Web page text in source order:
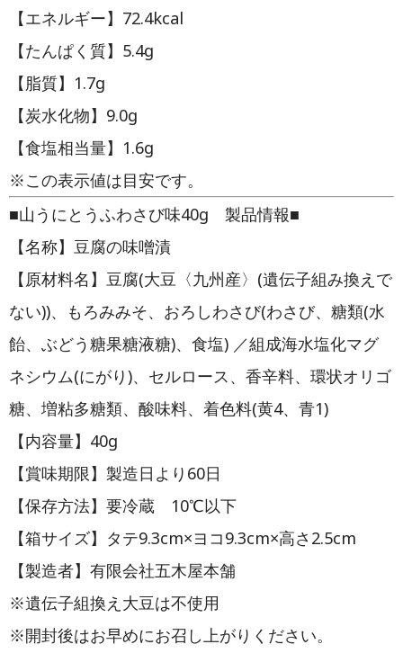
【エネルギー】72.4kcal
【たんぱく質】5.4g
【脂質】1.7g
【炭水化物】9.0g
【食塩相当量】1.6g
※この表示値は目安です。
■山うにとうふわさび味40g 製品情報■
【名称】豆腐の味噌漬
【原材料名】豆腐(大豆〈九州産〉(遺伝子組み換えで
ない))、もろみみそ、おろしわさび(わさび、糖類(水
飴、ぶどう糖果糖液糖)、食塩) ／組成海水塩化マグ
ネシウム(にがり)、セルロース、香辛料、環状オリゴ
糖、増粘多糖類、酸味料、着色料(黄4、青1)
【内容量】40g
【賞味期限】製造日より60日
【保存方法】要冷蔵 10℃以下
【箱サイズ】タテ9.3cm×ヨコ9.3cm×高さ2.5cm
【製造者】有限会社五木屋本舗
※遺伝子組換え大豆は不使用
※開封後はお早めにお召し上がりください。